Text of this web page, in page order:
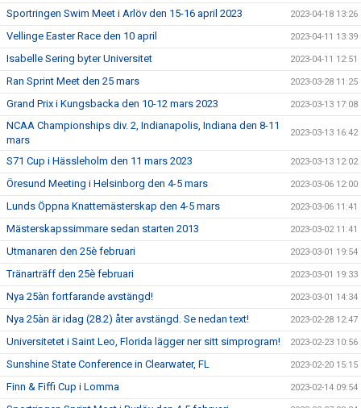
Sportringen Swim Meet i Arlöv den 15-16 april 2023 2023-04-18 13:26
Vellinge Easter Race den 10 april 2023-04-11 13:39
Isabelle Sering byter Universitet 2023-04-11 12:51
Ran Sprint Meet den 25 mars 2023-03-28 11:25
Grand Prix i Kungsbacka den 10-12 mars 2023 2023-03-13 17:08
NCAA Championships div. 2, Indianapolis, Indiana den 8-11
mars
2023-03-13 16:42
S71 Cup i Hässleholm den 11 mars 2023 2023-03-13 12:02
Öresund Meeting i Helsinborg den 4-5 mars 2023-03-06 12:00
Lunds Öppna Knattemästerskap den 4-5 mars 2023-03-06 11:41
Mästerskapssimmare sedan starten 2013 2023-03-02 11:41
Utmanaren den 25è februari 2023-03-01 19:54
Tränarträff den 25è februari 2023-03-01 19:33
Nya 25àn fortfarande avstängd! 2023-03-01 14:34
Nya 25àn är idag (28.2) åter avstängd. Se nedan text! 2023-02-28 12:47
Universitetet i Saint Leo, Florida lägger ner sitt simprogram! 2023-02-23 10:56
Sunshine State Conference in Clearwater, FL 2023-02-20 15:15
Finn & Fiffi Cup i Lomma 2023-02-14 09:54